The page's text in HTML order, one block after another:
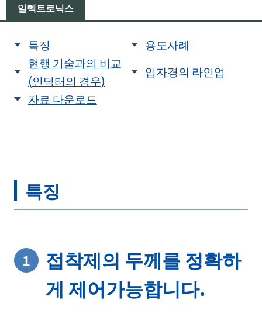
일렉트로닉스
특징
용도사례
현행 기술과의 비교
(인덕터의 경우)
입자경의 라인업
자료 다운로드
특징
1
접착제의 두께를 정확하
게 제어가능합니다.